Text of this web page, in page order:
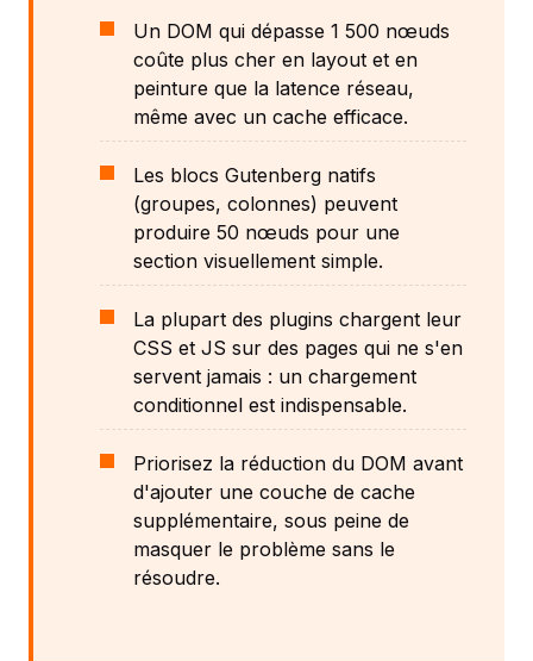
Un DOM qui dépasse 1 500 nœuds
coûte plus cher en layout et en
peinture que la latence réseau,
même avec un cache efficace.
Les blocs Gutenberg natifs
(groupes, colonnes) peuvent
produire 50 nœuds pour une
section visuellement simple.
La plupart des plugins chargent leur
CSS et JS sur des pages qui ne s'en
servent jamais : un chargement
conditionnel est indispensable.
Priorisez la réduction du DOM avant
d'ajouter une couche de cache
supplémentaire, sous peine de
masquer le problème sans le
résoudre.